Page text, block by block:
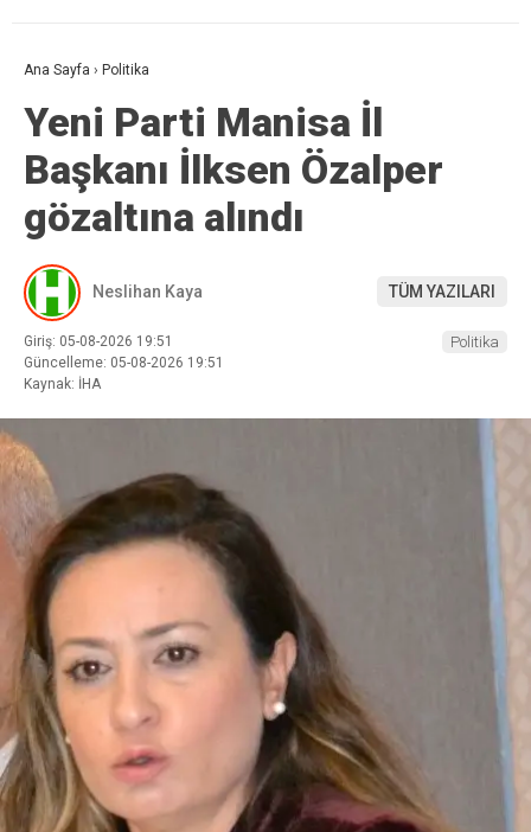
Ana Sayfa › Politika
Yeni Parti Manisa İl
Başkanı İlksen Özalper
gözaltına alındı
Neslihan Kaya TÜM YAZILARI
Giriş: 05-08-2026 19:51
Güncelleme: 05-08-2026 19:51
Kaynak: İHA
Politika